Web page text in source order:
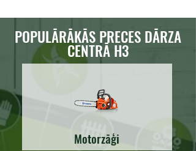
POPULĀRĀKĀS PRECES DĀRZA
CENTRĀ H3
Motorzāģi